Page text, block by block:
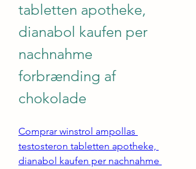
tabletten apotheke,
dianabol kaufen per
nachnahme
forbrænding af
chokolade
Comprar winstrol ampollas
testosteron tabletten apotheke,
dianabol kaufen per nachnahme